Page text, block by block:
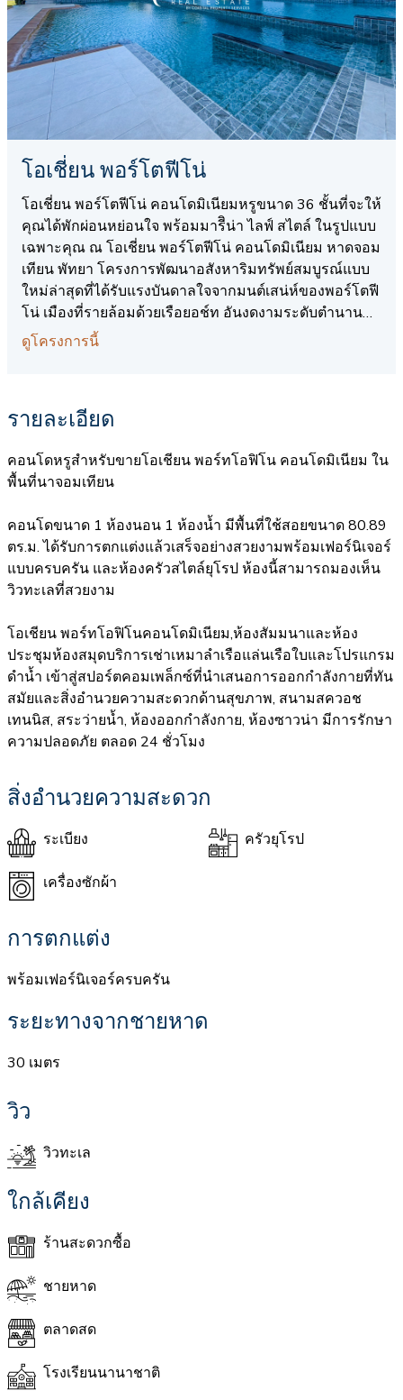
โอเชี่ยน พอร์โตฟีโน่
โอเชี่ยน พอร์โตฟีโน่ คอนโดมิเนียมหรูขนาด 36 ชั้นที่จะให้
คุณได้พักผ่อนหย่อนใจ พร้อมมารีิน่า ไลฟ์ สไตล์ ในรูปแบบ
เฉพาะคุณ ณ โอเชี่ยน พอร์โตฟีโน่ คอนโดมิเนียม หาดจอม
เทียน พัทยา โครงการพัฒนาอสังหาริมทรัพย์สมบูรณ์แบบ
ใหม่ล่าสุดที่ได้รับแรงบันดาลใจจากมนต์เสน่ห์ของพอร์โตฟี
โน่ เมืองที่รายล้อมด้วยเรือยอช์ท อันงดงามระดับตำนาน
ริมชายหาดริเวียร่า ประเทศอิตาลี
ดูโครงการนี้
รายละเอียด
คอนโดหรูสำหรับขายโอเชียน พอร์ทโอฟิโน คอนโดมิเนียม ใน
พื้นที่นาจอมเทียน
คอนโดขนาด 1 ห้องนอน 1 ห้องน้ำ มีพื้นที่ใช้สอยขนาด 80.89
ตร.ม. ได้รับการตกแต่งแล้วเสร็จอย่างสวยงามพร้อมเฟอร์นิเจอร์
แบบครบครัน และห้องครัวสไตล์ยุโรป ห้องนี้สามารถมองเห็น
วิวทะเลที่สวยงาม
โอเชียน พอร์ทโอฟิโนคอนโดมิเนียม,ห้องสัมมนาและห้อง
ประชุมห้องสมุดบริการเช่าเหมาลำเรือแล่นเรือใบและโปรแกรม
ดำน้ำ เข้าสู่สปอร์ตคอมเพล็กซ์ที่นำเสนอการออกกำลังกายที่ทัน
สมัยและสิ่งอำนวยความสะดวกด้านสุขภาพ, สนามสควอช
เทนนิส, สระว่ายน้ำ, ห้องออกกำลังกาย, ห้องซาวน่า มีการรักษา
ความปลอดภัย ตลอด 24 ชั่วโมง
สิ่งอำนวยความสะดวก
ระเบียง ครัวยุโรป
เครื่องซักผ้า
การตกแต่ง
พร้อมเฟอร์นิเจอร์ครบครัน
ระยะทางจากชายหาด
30 เมตร
วิว
วิวทะเล
ใกล้เคียง
ร้านสะดวกซื้อ
ชายหาด
ตลาดสด
โรงเรียนนานาชาติ